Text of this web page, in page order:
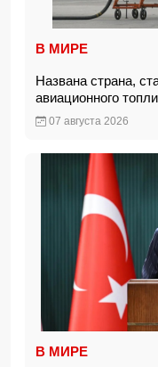
В МИРЕ
Названа страна,
авиационного
07 августа 2026
В МИРЕ